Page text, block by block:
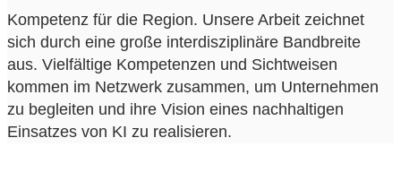
Kompetenz für die Region. Unsere Arbeit zeichnet
sich durch eine große interdisziplinäre Bandbreite
aus. Vielfältige Kompetenzen und Sichtweisen
kommen im Netzwerk zusammen, um Unternehmen
zu begleiten und ihre Vision eines nachhaltigen
Einsatzes von KI zu realisieren.